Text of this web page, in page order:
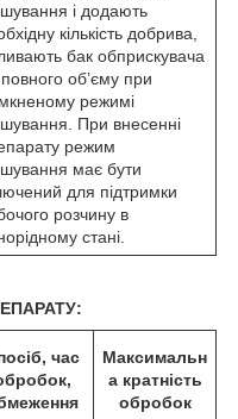
і додають
кількість добрива,
бак обприскувача
об’єму при
режимі
При внесенні
режим
має бути
для підтримки
розчину в
стані.
час
Максимальн
а кратність
обробок